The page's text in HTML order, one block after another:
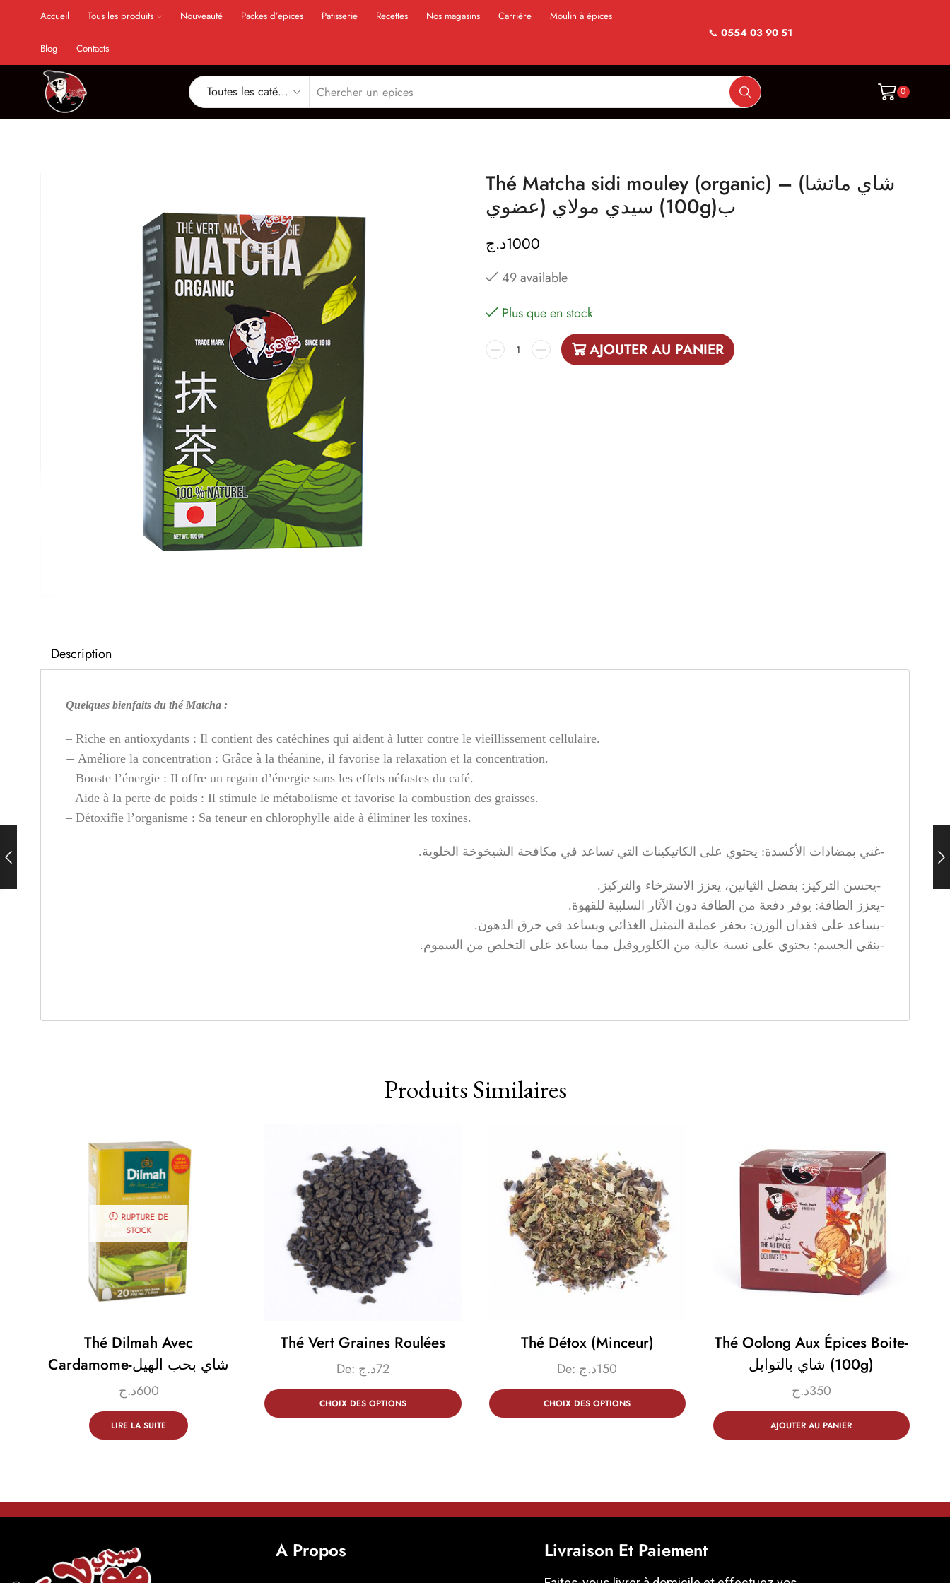
Accueil Tous les produits Nouveauté Packes d’epices Patisserie Recettes Nos magasins Carrière Moulin à épices
Blog Contacts
📞 0554 03 90 51
0
Thé Matcha sidi mouley (organic) – (شاي ماتشا
سيدي مولاي (عضوي (100g)ب
1000د.ج
49 available
Plus que en stock
AJOUTER AU PANIER
Description
Quelques bienfaits du thé Matcha :
– Riche en antioxydants : Il contient des catéchines qui aident à lutter contre le vieillissement cellulaire.
– Améliore la concentration : Grâce à la théanine, il favorise la relaxation et la concentration.
– Booste l’énergie : Il offre un regain d’énergie sans les effets néfastes du café.
– Aide à la perte de poids : Il stimule le métabolisme et favorise la combustion des graisses.
– Détoxifie l’organisme : Sa teneur en chlorophylle aide à éliminer les toxines.
.غني بمضادات الأكسدة: يحتوي على الكاتيكينات التي تساعد في مكافحة الشيخوخة الخلوية-
.يحسن التركيز: بفضل الثيانين، يعزز الاسترخاء والتركيز-
.يعزز الطاقة: يوفر دفعة من الطاقة دون الآثار السلبية للقهوة-
.يساعد على فقدان الوزن: يحفز عملية التمثيل الغذائي ويساعد في حرق الدهون-
.ينقي الجسم: يحتوي على نسبة عالية من الكلوروفيل مما يساعد على التخلص من السموم-
Produits Similaires
RUPTURE DE
STOCK
Thé Dilmah Avec
Cardamome-شاي بحب الهيل
600د.ج
LIRE LA SUITE
Thé Vert Graines Roulées
De: 72د.ج
CHOIX DES OPTIONS
Thé Détox (minceur)
De: 150د.ج
CHOIX DES OPTIONS
Thé Oolong Aux Épices Boite-
شاي بالتوابل (100g)
350د.ج
AJOUTER AU PANIER
A Propos Livraison Et Paiement